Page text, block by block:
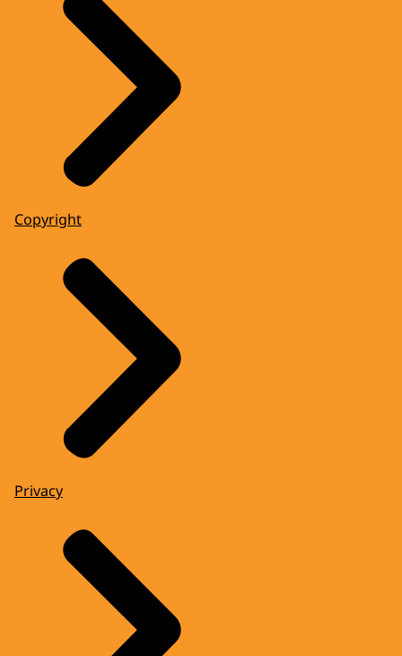
Copyright
Privacy